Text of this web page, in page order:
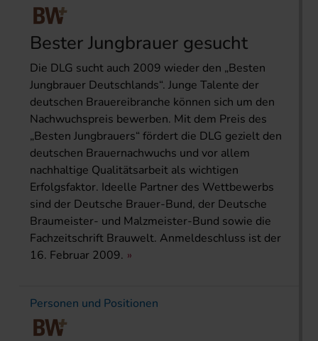
Bester Jungbrauer gesucht
Die DLG sucht auch 2009 wieder den „Besten
Jungbrauer Deutschlands“. Junge Talente der
deutschen Brauereibranche können sich um den
Nachwuchspreis bewerben. Mit dem Preis des
„Besten Jungbrauers“ fördert die DLG gezielt den
deutschen Brauernachwuchs und vor allem
nachhaltige Qualitätsarbeit als wichtigen
Erfolgsfaktor. Ideelle Partner des Wettbewerbs
sind der Deutsche Brauer-Bund, der Deutsche
Braumeister- und Malzmeister-Bund sowie die
Fachzeitschrift Brauwelt. Anmeldeschluss ist der
16. Februar 2009.
Personen und Positionen